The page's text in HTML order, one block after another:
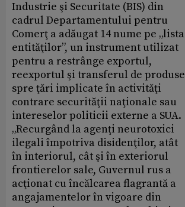
Industrie şi Securitate (BIS) din
cadrul Departamentului pentru
Comerţ a adăugat 14 nume pe „lista
entităţilor”, un instrument utilizat
pentru a restrânge exportul,
reexportul şi transferul de produse
spre ţări implicate în activităţi
contrare securităţii naţionale sau
intereselor politicii externe a SUA.
„Recurgând la agenţi neurotoxici
ilegali împotriva disidenţilor, atât
în interiorul, cât şi în exteriorul
frontierelor sale, Guvernul rus a
acţionat cu încălcarea flagrantă a
angajamentelor în vigoare din